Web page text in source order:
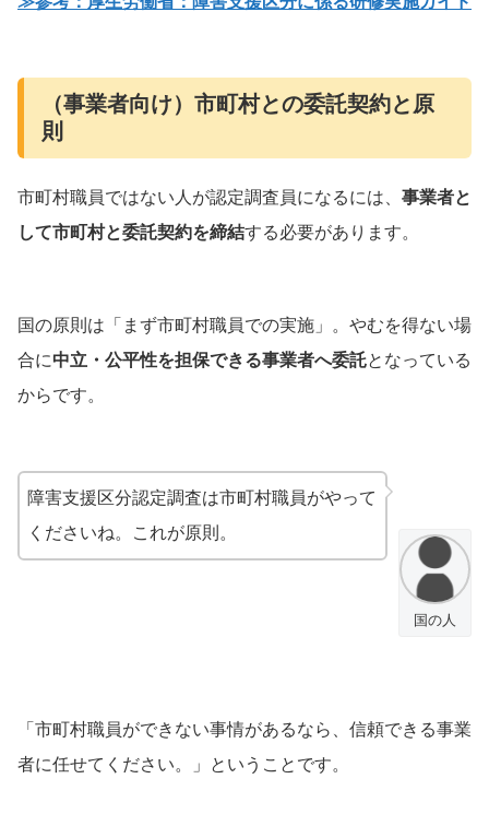
（事業者向け）市町村との委託契約と原
則
市町村職員ではない人が認定調査員になるには、 事業者と
して市町村と委託契約を締結する必要があります。
国の原則は「まず市町村職員での実施」。やむを得ない場
合に中立・公平性を担保できる事業者へ委託となっている
からです。
国の人
障害支援区分認定調査は市町村職員がやって
くださいね。これが原則。
「市町村職員ができない事情があるなら、信頼できる事業
者に任せてください。」ということです。